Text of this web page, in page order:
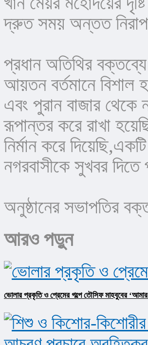
দ্রুত সময় অন্তত
প্রধান অতিথির
আয়তন বর্তমানে
এবং পুরান বাজার থেকে
রূপান্তর করে রাখা
নির্মান করে
নগরবাসীকে সুখবর দিতে
অনুষ্ঠানের সভাপতির
আরও পড়ুন
ভোলার প্রকৃতি ও প্রেমের গল্পে তৌসিফ মাহবুবের ‘আমার